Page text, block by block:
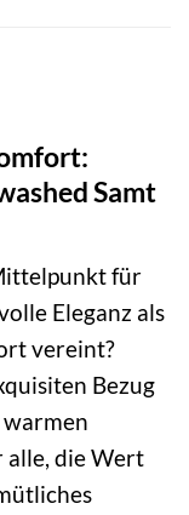
Samt
für
Eleganz als
vereint?
Bezug
warmen
alle, die Wert